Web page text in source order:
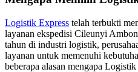
Logistik Express telah terbukti
layanan ekspedisi Cileunyi
tahun di industri logistik,
layanan untuk memenuhi
beberapa alasan mengapa